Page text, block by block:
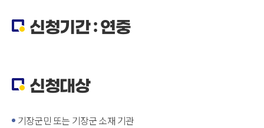
신청기간 : 연중
신청대상
기장군민 또는 기장군 소재 기관